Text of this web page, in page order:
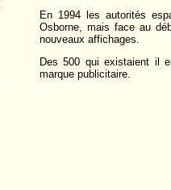
En 1994 les autorités
Osborne, mais face au
nouveaux affichages.
Des 500 qui existaient il
marque publicitaire.